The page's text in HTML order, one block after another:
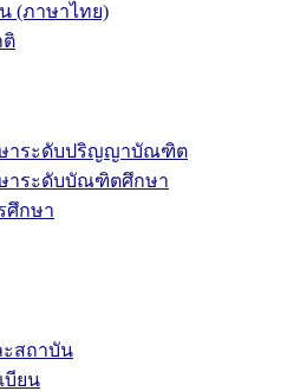
(ภาษาไทย)
ติ
ษาระดับปริญญาบัณฑิต
าระดับบัณฑิตศึกษา
ศึกษา
สถาบัน
บียน